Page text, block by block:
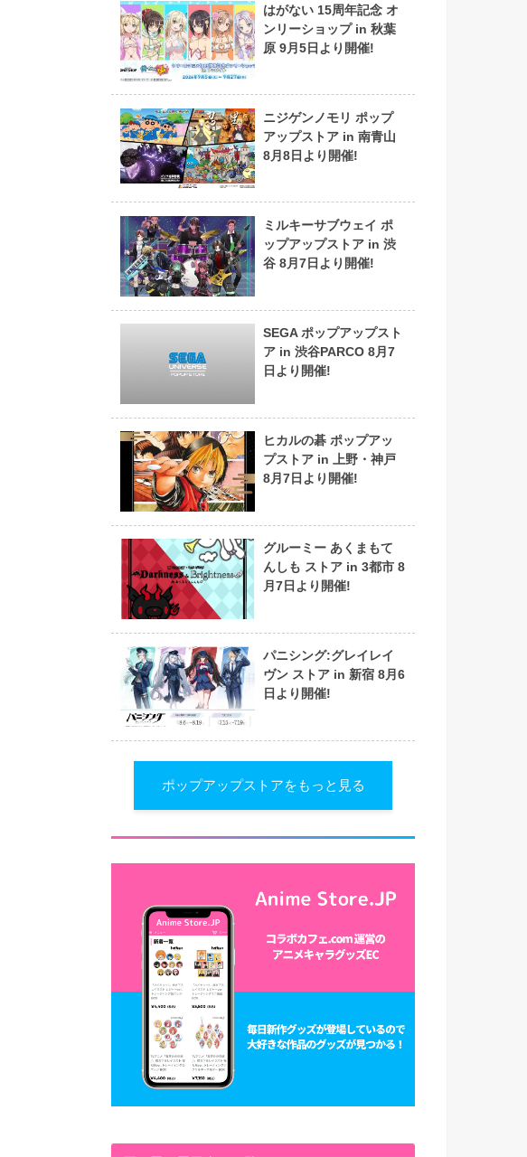
はがない 15周年記念 オ
ンリーショップ in 秋葉
原 9月5日より開催!
ニジゲンノモリ ポップ
アップストア in 南青山
8月8日より開催!
ミルキーサブウェイ ポ
ップアップストア in 渋
谷 8月7日より開催!
SEGA ポップアップスト
ア in 渋谷PARCO 8月7
日より開催!
ヒカルの碁 ポップアッ
プストア in 上野・神戸
8月7日より開催!
グルーミー あくまもて
んしも ストア in 3都市 8
月7日より開催!
パニシング:グレイレイ
ヴン ストア in 新宿 8月6
日より開催!
ポップアップストアをもっと見る